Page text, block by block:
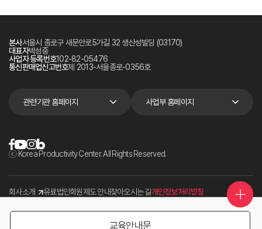
교육안내문
본사서울시 종로구 새문안로5가길 32 생산성빌딩 (03170)
대표자박성중
사업자 등록번호102-82-05476
통신판매업신고번호제 2013-서울종로-0356호
관련기관 홈페이지 사업부 홈페이지
ⓒ Korea Productivity Center. All Rights Reserved.
회사소개 유료법인회원제도 안내찾아오시는 길개인정보처리방침